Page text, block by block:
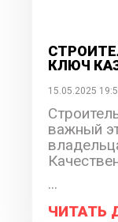
КЛЮЧ
15.05.2025
важный
...
ЧИТАТЬ